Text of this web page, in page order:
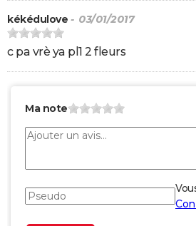
kékédulove - 03/01/2017
c pa vrè ya pl1 2 fleurs
Ma note